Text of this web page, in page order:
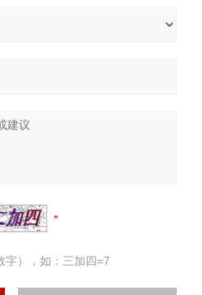
字），如：三加四=7